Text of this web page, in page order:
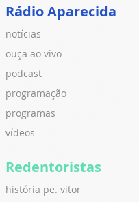
Rádio Aparecida
notícias
ouça ao vivo
podcast
programação
programas
vídeos
Redentoristas
história pe. vitor